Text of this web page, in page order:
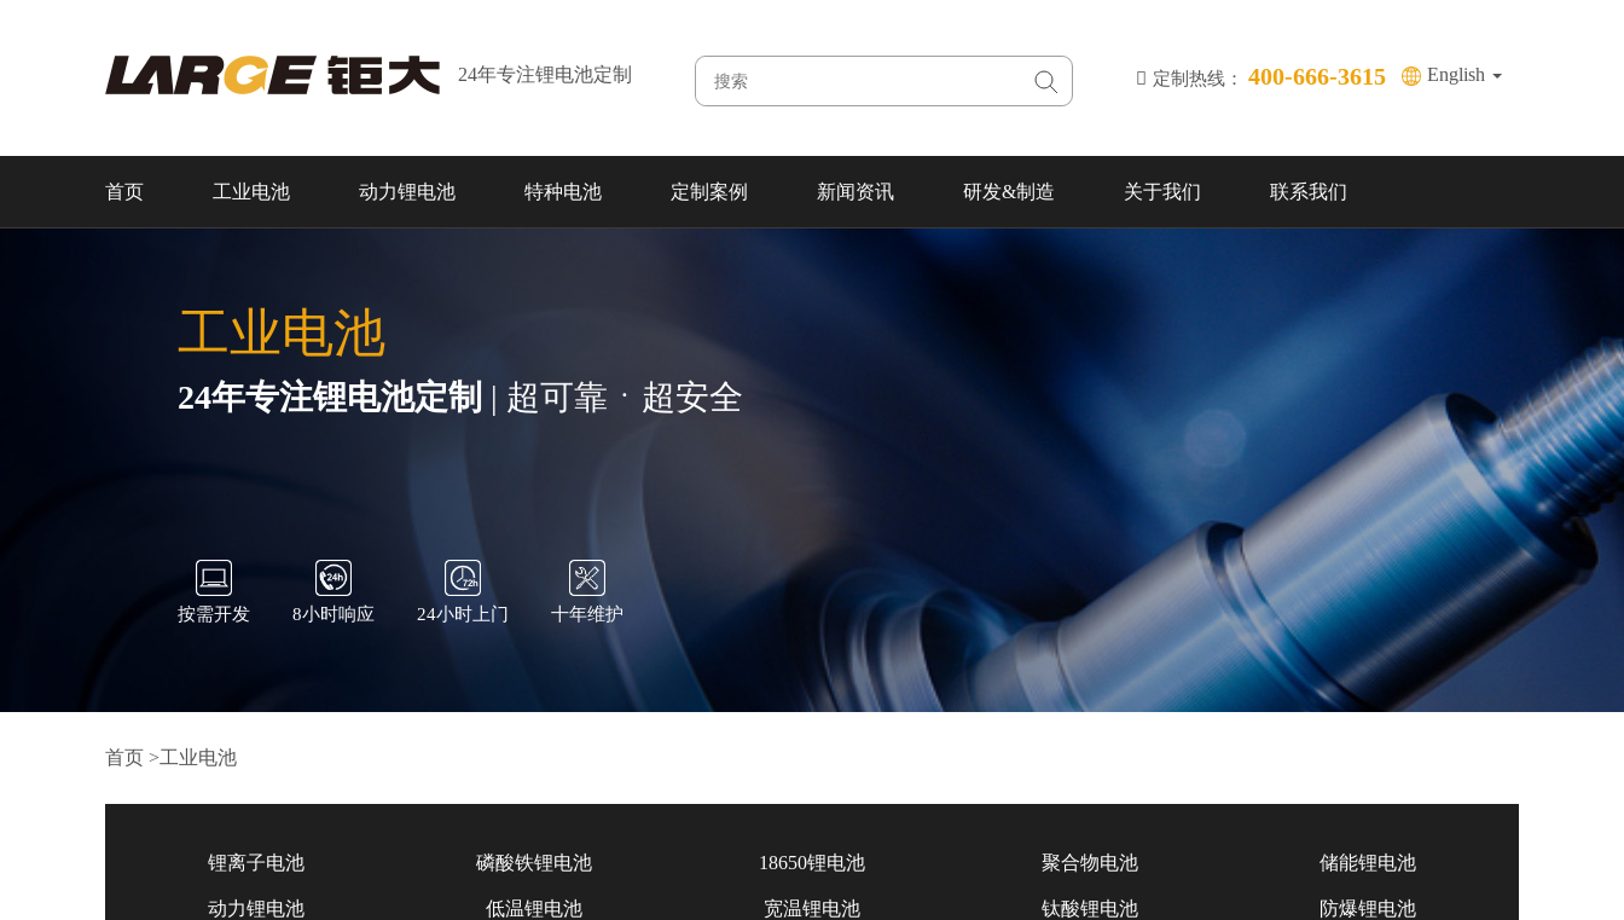
24年专注锂电池定制 定制热线： 400-666-3615 English
首页 工业电池 动力锂电池 特种电池 定制案例 新闻资讯 研发&制造 关于我们 联系我们
工业电池
24年专注锂电池定制 | 超可靠ㆍ超安全
按需开发 8小时响应 24小时上门 十年维护
首页 >工业电池
锂离子电池 磷酸铁锂电池 18650锂电池 聚合物电池 储能锂电池
动力锂电池 低温锂电池 宽温锂电池 钛酸锂电池 防爆锂电池